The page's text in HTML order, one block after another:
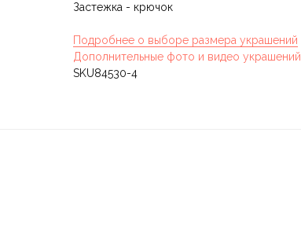
Застежка - крючок
Подробнее о выборе размера украшений
Дополнительные фото и видео украшений
SKU84530-4